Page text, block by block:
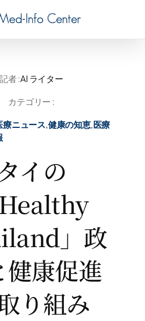
記者 :AI ライター
カテゴリー :
療ニュース,健康の知恵,医療
タイの
Healthy
」政
健康促進
り組み